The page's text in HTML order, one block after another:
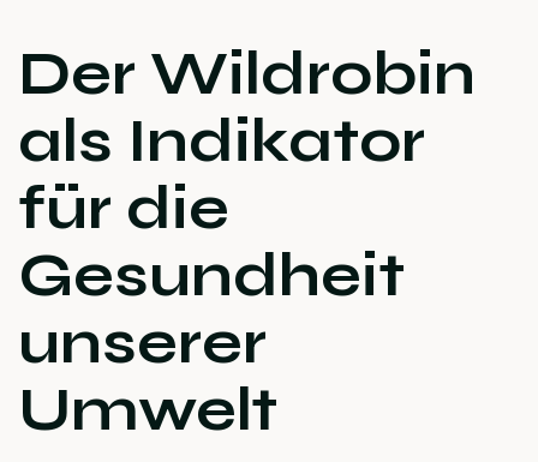
Der Wildrobin
als Indikator
für die
Gesundheit
unserer
Umwelt